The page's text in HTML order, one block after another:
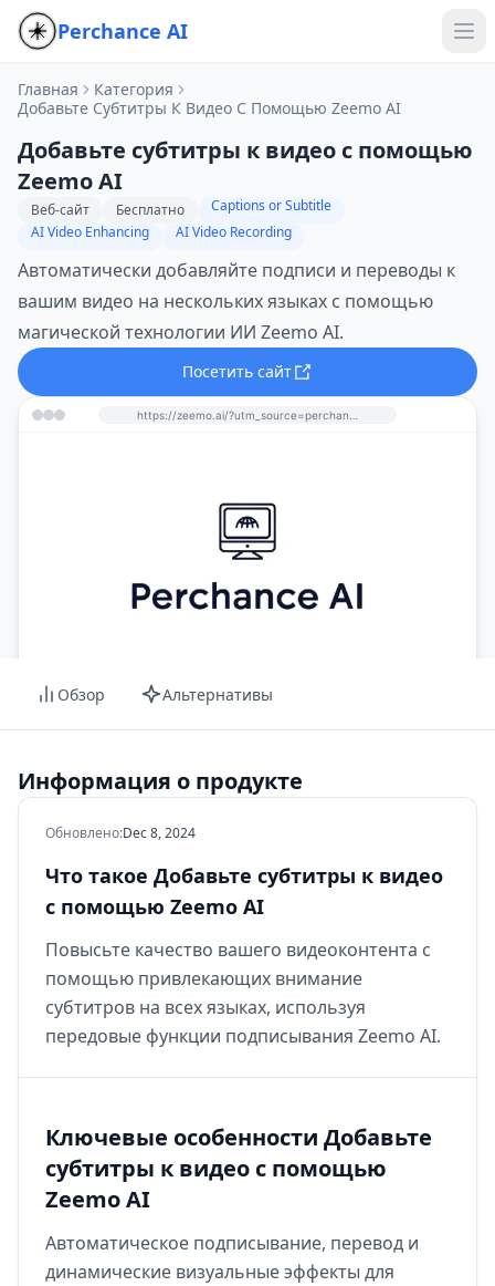
Perchance AI
Главная
Категория
Добавьте Субтитры К Видео С Помощью Zeemo AI
Добавьте субтитры к видео с помощью
Zeemo AI
Веб-сайт Бесплатно
Captions or Subtitle
AI Video Enhancing
AI Video Recording
Автоматически добавляйте подписи и переводы к
вашим видео на нескольких языках с помощью
магической технологии ИИ Zeemo AI.
Посетить сайт
Обзор Альтернативы
Информация о продукте
Обновлено:Dec 8, 2024
Что такое Добавьте субтитры к видео
с помощью Zeemo AI
Повысьте качество вашего видеоконтента с
помощью привлекающих внимание
субтитров на всех языках, используя
передовые функции подписывания Zeemo AI.
Ключевые особенности Добавьте
субтитры к видео с помощью
Zeemo AI
Автоматическое подписывание, перевод и
динамические визуальные эффекты для